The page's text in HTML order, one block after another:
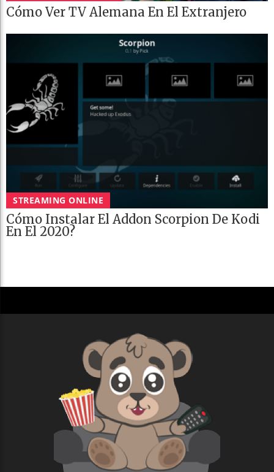
Cómo Ver TV Alemana En El Extranjero
STREAMING ONLINE
Cómo Instalar El Addon Scorpion De Kodi
En El 2020?